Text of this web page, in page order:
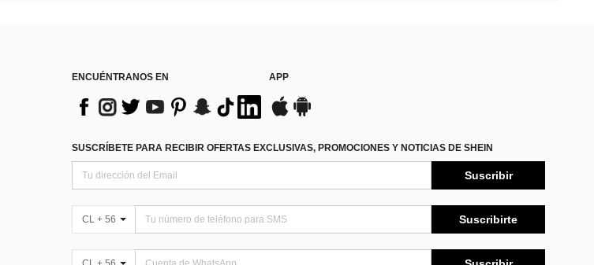
ENCUÉNTRANOS EN APP
SUSCRÍBETE PARA RECIBIR OFERTAS EXCLUSIVAS, PROMOCIONES Y NOTICIAS DE SHEIN
Suscribir
CL + 56 Suscribirte